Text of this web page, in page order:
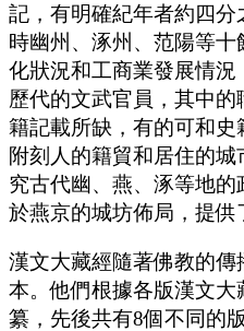
記，有明確紀年者約四
時幽州、涿州、范陽等
化狀況和工商業發展情
歷代的文武官員，其中
籍記載所缺，有的可和
附刻人的籍貿和居住的
究古代幽、燕、涿等地
於燕京的城坊佈局，提供
漢文大藏經隨著佛教的傳
本。他們根據各版漢文
纂，先後共有8個不同的版